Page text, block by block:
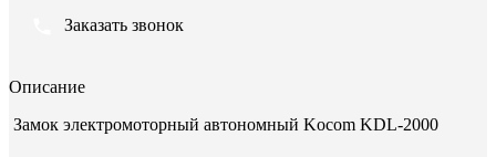
Заказать звонок
Описание
Замок электромоторный автономный Kocom KDL-2000